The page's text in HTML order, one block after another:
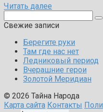
Читать далее
Свежие записи
Берегите руки
Там где нас нет
Ледниковый период
Вчерашние герои
Золотой Меридиан
© 2026 Тайна Народа
Карта сайта Контакты